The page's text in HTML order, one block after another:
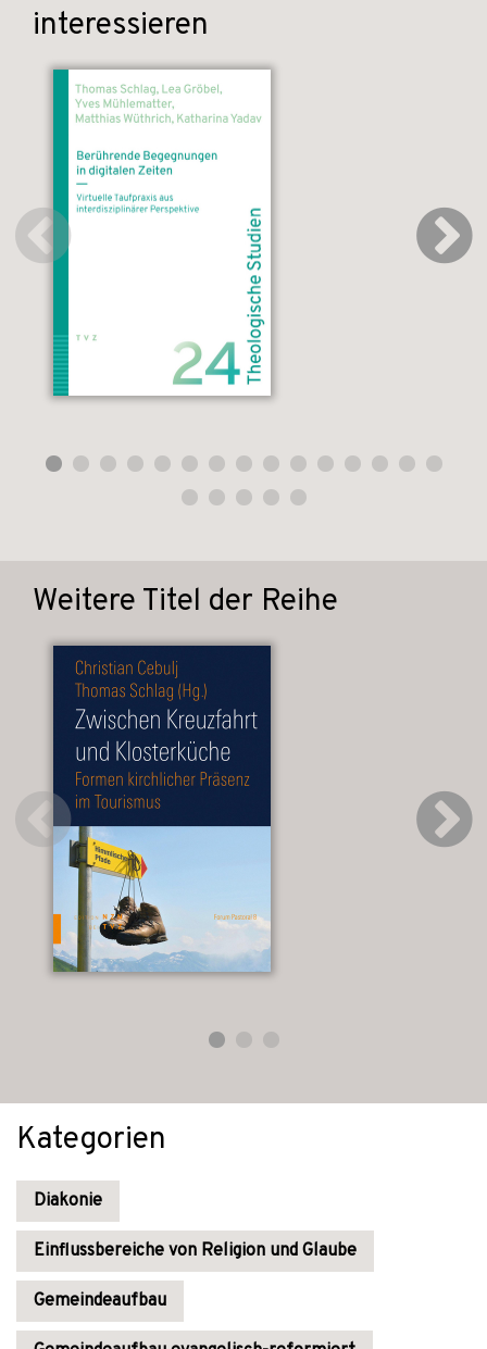
interessieren
Weitere Titel der Reihe
Kategorien
Diakonie
Einflussbereiche von Religion und Glaube
Gemeindeaufbau